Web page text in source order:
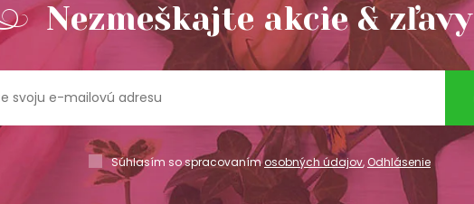
Nezmeškajte akcie & zľavy
Súhlasím so spracovanímosobných údajov,Odhlásenie